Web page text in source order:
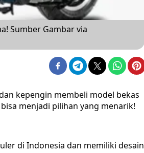
Sumber Gambar via
kepengin membeli model bekas
menjadi pilihan yang menarik!
di Indonesia dan memiliki desain